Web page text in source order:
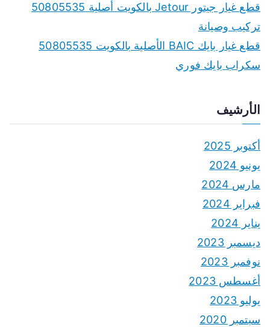
قطع غيار جيتور Jetour بالكويت أصلية 50805535
تركيب وصيانة
قطع غيار بايك BAIC الأصلية بالكويت 50805535
سكراب بايك فوري
الأرشيف
أكتوبر 2025
يونيو 2024
مارس 2024
فبراير 2024
يناير 2024
ديسمبر 2023
نوفمبر 2023
أغسطس 2023
يوليو 2023
سبتمبر 2020